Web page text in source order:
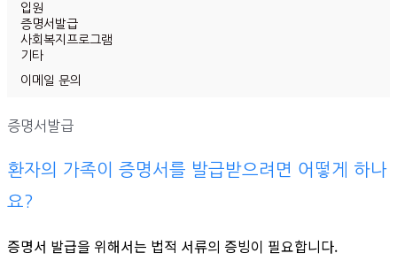
입원
증명서발급
사회복지프로그램
기타
이메일 문의
증명서발급
환자의 가족이 증명서를 발급받으려면 어떻게 하나
요?
증명서 발급을 위해서는 법적 서류의 증빙이 필요합니다.